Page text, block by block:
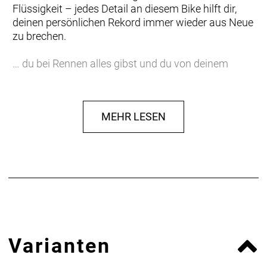
Flüssigkeit – jedes Detail an diesem Bike hilft dir,
deinen persönlichen Rekord immer wieder aus Neue
zu brechen.
… du bei Rennen alles gibst und du von deinem
elektronischen Shimano Ultegra Antrieb für präzise
Schaltvorgänge und massig integriertes Zubehör
für eine intuitive Flüssigkeitsversorgung und
für Verpflegung, Flüssigkeit und Pannenkit. Dazu
gibt es einen drahtlosen, elektronischen Shimano
MEHR LESEN
Varianten